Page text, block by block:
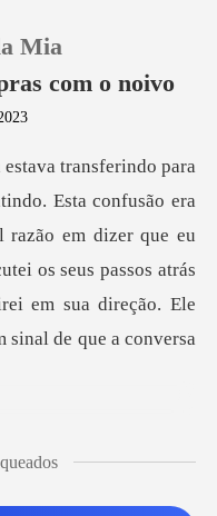
0
Mia
com o noivo
razão em dizer que eu
os seus passos atrás